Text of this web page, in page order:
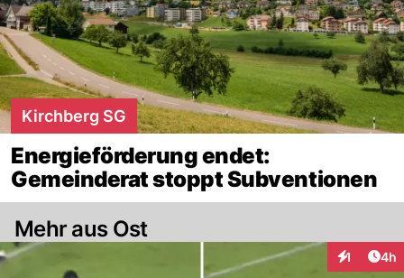
Kirchberg SG
Energieförderung endet:
Gemeinderat stoppt Subventionen
Mehr aus Ost
1 4h